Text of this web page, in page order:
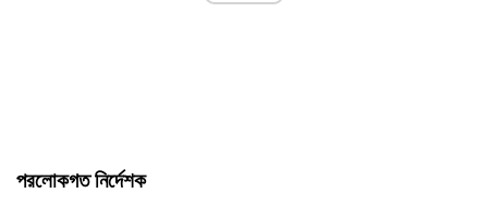
পরলোকগত নির্দেশক